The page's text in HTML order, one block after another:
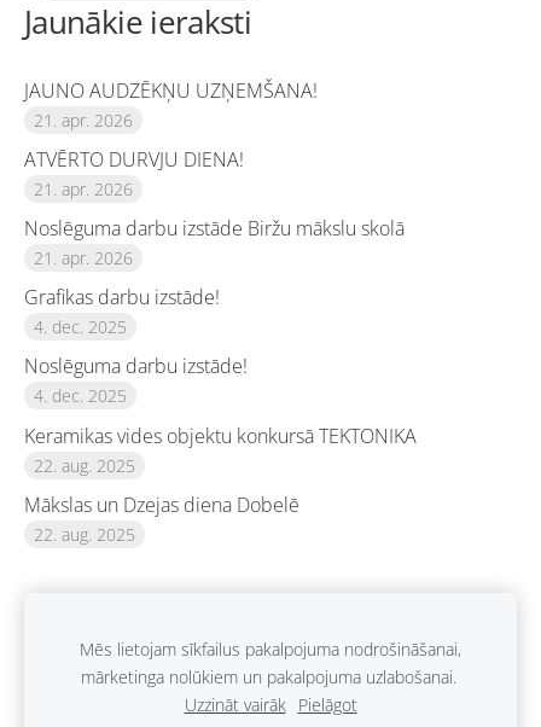
Jaunākie ieraksti
JAUNO AUDZĒKŅU UZŅEMŠANA!
21. apr. 2026
ATVĒRTO DURVJU DIENA!
21. apr. 2026
Noslēguma darbu izstāde Biržu mākslu skolā
21. apr. 2026
Grafikas darbu izstāde!
4. dec. 2025
Noslēguma darbu izstāde!
4. dec. 2025
Keramikas vides objektu konkursā TEKTONIKA
22. aug. 2025
Mākslas un Dzejas diena Dobelē
22. aug. 2025
Sīkdatnes Piekļūstamības politika Sīkdatnes
Mēs lietojam sīkfailus pakalpojuma nodrošināšanai,
mārketinga nolūkiem un pakalpojuma uzlabošanai.
Uzzināt vairāk
Pielāgot